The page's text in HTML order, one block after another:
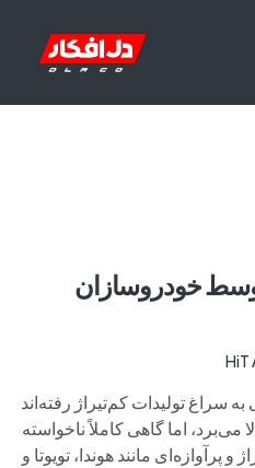
خودروسازان
HiT
تولیدات کم‌تیراژ رفته‌اند
اما گاهی کاملاً ناخواسته
پرآوازه‌ای مانند هوندا، تویوتا و